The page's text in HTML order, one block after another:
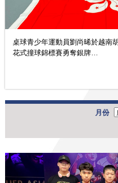
桌球青少年運動員劉尚晞於越南
花式撞球錦標賽勇奪銀牌…
月份